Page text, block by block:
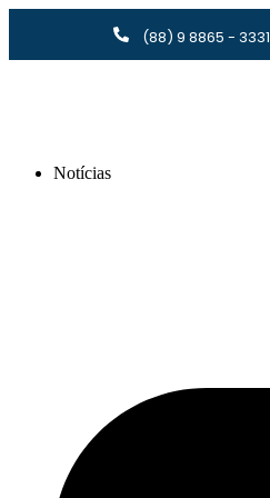
(88) 9 8865 - 3331
Notícias